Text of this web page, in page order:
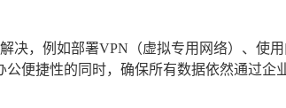
决，例如部署VPN（虚拟专用网络）、使
便捷性的同时，确保所有数据依然通过企